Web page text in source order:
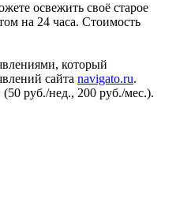
освежить своё старое
на 24 часа. Стоимость
который
сайта navigato.ru.
руб./нед., 200 руб./мес.).